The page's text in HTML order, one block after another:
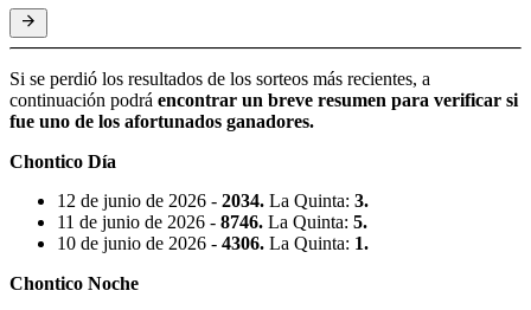
Si se perdió los resultados de los sorteos más recientes, a
continuación podrá encontrar un breve resumen para verificar si
fue uno de los afortunados ganadores.
Chontico Día
12 de junio de 2026 - 2034. La Quinta: 3.
11 de junio de 2026 - 8746. La Quinta: 5.
10 de junio de 2026 - 4306. La Quinta: 1.
Chontico Noche